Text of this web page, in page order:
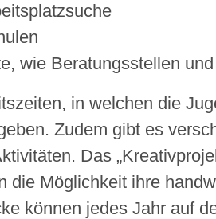
wie Beratungsstellen
in welchen die
Zudem gibt es
Das
die Möglichkeit ihre
können jedes Jahr auf